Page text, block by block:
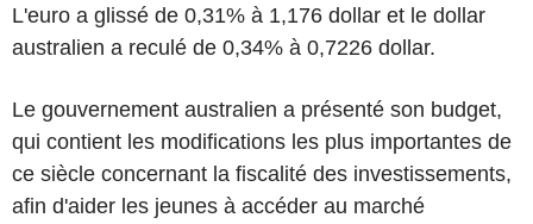
L'euro a glissé de 0,31% à 1,176 dollar et le dollar
australien a reculé de 0,34% à 0,7226 dollar.
Le gouvernement australien a présenté son budget,
qui contient les modifications les plus importantes de
ce siècle concernant la fiscalité des investissements,
afin d'aider les jeunes à accéder au marché